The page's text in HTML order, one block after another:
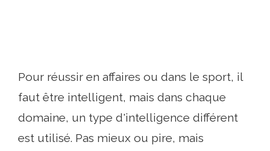
Pour réussir en affaires ou dans le sport, il
faut être intelligent, mais dans chaque
domaine, un type d'intelligence différent
est utilisé. Pas mieux ou pire, mais